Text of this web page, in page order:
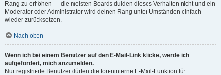
Rang zu erhöhen — die meisten Boards dulden dieses Verhalten nicht und ein
Moderator oder Administrator wird deinen Rang unter Umständen einfach
wieder zurücksetzen.
Nach oben
Wenn ich bei einem Benutzer auf den E-Mail-Link klicke, werde ich
aufgefordert, mich anzumelden.
Nur registrierte Benutzer dürfen die foreninterne E-Mail-Funktion für